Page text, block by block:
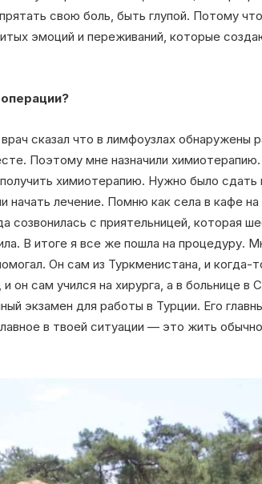
свою боль, быть глупой. Потому
эмоций и переживаний, которые
сказал что в лимфоузлах обнаружены
Поэтому мне назначили
химиотерапию. Нужно было сдать
начать лечение. Помню как села в кафе
созвонилась с приятельницей, которая
В итоге я все же пошла на процедуру.
Он сам из Туркменистана, и когда-
он сам учился на хирурга, а в больнице в
экзамен для работы в Турции. Его
в твоей ситуации — это жить